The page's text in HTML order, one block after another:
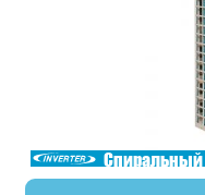
Спиральный